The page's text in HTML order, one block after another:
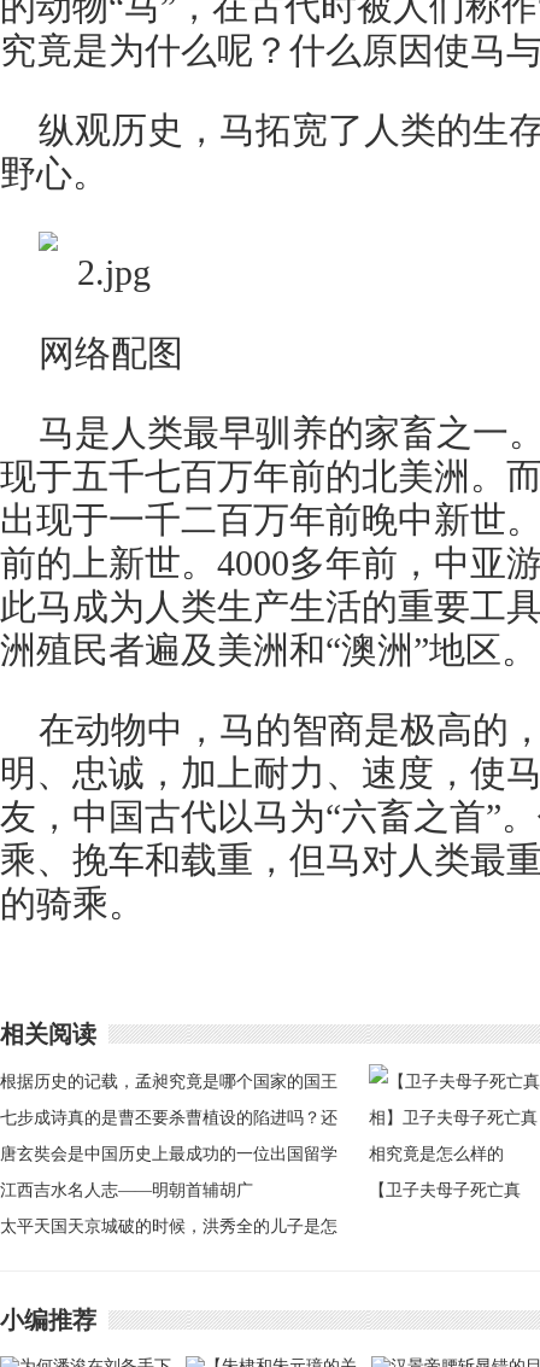
究竟是为什么呢？什么原因使马
纵观历史，马拓宽了人类的生
野心。
网络配图
马是人类最早驯养的家畜之一
现于五千七百万年前的北美洲。
出现于一千二百万年前晚中新世
前的上新世。4000多年前，中亚
此马成为人类生产生活的重要工
洲殖民者遍及美洲和“澳洲”地区。
在动物中，马的智商是极高的
明、忠诚，加上耐力、速度，使
友，中国古代以马为“六畜之首”
乘、挽车和载重，但马对人类最
的骑乘。
相关阅读
根据历史的记载，孟昶究竟是哪个国家的国王
呢
七步成诗真的是曹丕要杀曹植设的陷进吗？还
有一个类似的故事是什
唐玄奘会是中国历史上最成功的一位出国留学
生
江西吉水名人志——明朝首辅胡广
太平天国天京城破的时候，洪秀全的儿子是怎
【卫子夫母子死亡真
小编推荐